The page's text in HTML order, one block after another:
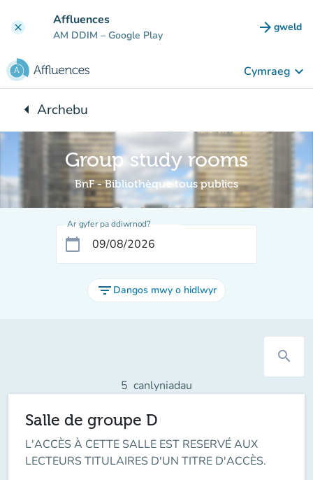
clear Affluences
AM DDIM – Google Play arrow_forward gweld
(tab
Cymraeg keyboard_arrow_down
arrow_leftYn ôl i:
Archebu
Group study rooms
BnF - Bibliothèque tous publics
Ar gyfer pa ddiwrnod?
calendar_today
filter_list Dangos mwy o hidlwyr
search
5 canlyniadau
Salle de groupe D
L'ACCÈS À CETTE SALLE EST RESERVÉ AUX
LECTEURS TITULAIRES D'UN TITRE D'ACCÈS.